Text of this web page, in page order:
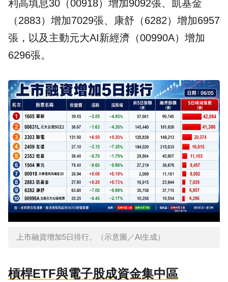
利高填息30（00918）增加9092張、凱基金
（2883）增加7029張、康舒（6282）增加6957
張，以及主動元大AI新經濟（00990A）增加
6296張。
上市融資增加5日排行。（示意圖／AI生成）
槓桿ETF與電子股成資金集中區